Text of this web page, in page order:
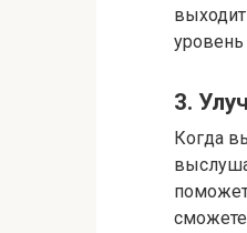
уровень
3.
Когда